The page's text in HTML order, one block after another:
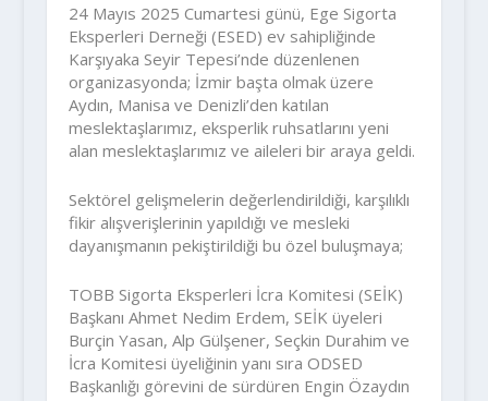
24 Mayıs 2025 Cumartesi günü, Ege Sigorta
Eksperleri Derneği (ESED) ev sahipliğinde
Karşıyaka Seyir Tepesi’nde düzenlenen
organizasyonda; İzmir başta olmak üzere
Aydın, Manisa ve Denizli’den katılan
meslektaşlarımız, eksperlik ruhsatlarını yeni
alan meslektaşlarımız ve aileleri bir araya geldi.
Sektörel gelişmelerin değerlendirildiği, karşılıklı
fikir alışverişlerinin yapıldığı ve mesleki
dayanışmanın pekiştirildiği bu özel buluşmaya;
TOBB Sigorta Eksperleri İcra Komitesi (SEİK)
Başkanı Ahmet Nedim Erdem, SEİK üyeleri
Burçin Yasan, Alp Gülşener, Seçkin Durahim ve
İcra Komitesi üyeliğinin yanı sıra ODSED
Başkanlığı görevini de sürdüren Engin Özaydın